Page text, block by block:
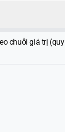
chuỗi giá trị (quy